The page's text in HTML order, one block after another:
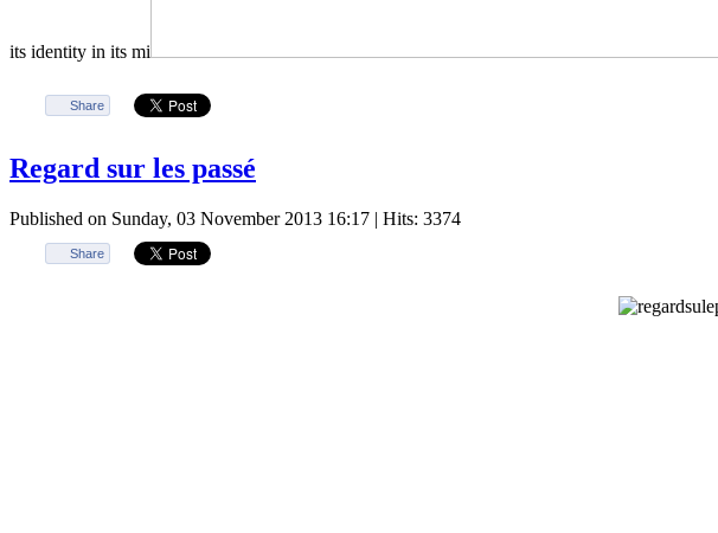
its identity in its mi
Share
Regard sur les passé
Published on Sunday, 03 November 2013 16:17 | Hits: 3374
Share